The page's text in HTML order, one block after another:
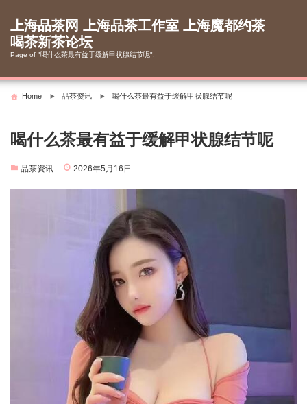
content
上海品茶网 上海品茶工作室 上海魔都约茶
喝茶新茶论坛
Page of "喝什么茶最有益于缓解甲状腺结节呢".
Home 品茶资讯 喝什么茶最有益于缓解甲状腺结节呢
喝什么茶最有益于缓解甲状腺结节呢
品茶资讯 2026年5月16日